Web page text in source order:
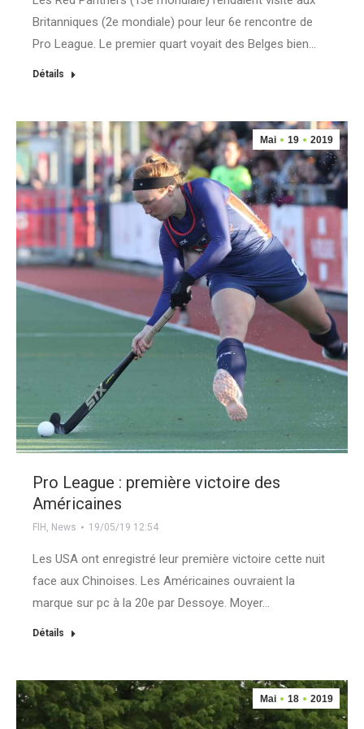
Britanniques (2e mondiale) pour leur 6e rencontre de
Pro League. Le premier quart voyait des Belges bien…
Détails
Mai 19 2019
Pro League : première victoire des
Américaines
FIH , News 19/05/19 12:54
Les USA ont enregistré leur première victoire cette nuit
face aux Chinoises. Les Américaines ouvraient la
marque sur pc à la 20e par Dessoye. Moyer…
Détails
Mai 18 2019